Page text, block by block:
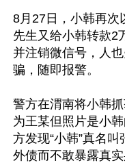
8月27日，小韩再次
先生又给小韩转款2
并注销微信号，人
骗，随即报警。
警方在渭南将小韩
为王某但照片是小
方发现“小韩”真名
外债而不敢暴露真实